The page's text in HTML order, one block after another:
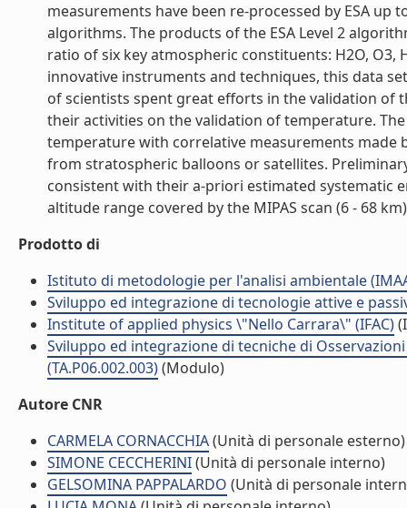
measurements have been re-processed by ESA up
algorithms. The products of the ESA Level 2
ratio of six key atmospheric constituents: H2O, O3,
innovative instruments and techniques, this data
of scientists spent great efforts in the validation of
their activities on the validation of temperature.
temperature with correlative measurements made
from stratospheric balloons or satellites.
consistent with their a-priori estimated systematic
altitude range covered by the MIPAS scan (6 - 68
Prodotto di
Istituto di metodologie per l'analisi ambientale
Sviluppo ed integrazione di tecnologie attive e
Institute of applied physics \"Nello Carrara\" (IFAC)
Sviluppo ed integrazione di tecniche di
(TA.P06.002.003)(Modulo)
Autore CNR
CARMELA CORNACCHIA(Unità di personale esterno)
SIMONE CECCHERINI(Unità di personale interno)
GELSOMINA PAPPALARDO (Unità di personale